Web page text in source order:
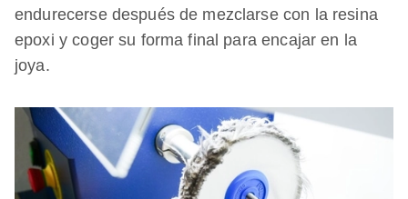
endurecerse después de mezclarse con la resina
epoxi y coger su forma final para encajar en la
joya.